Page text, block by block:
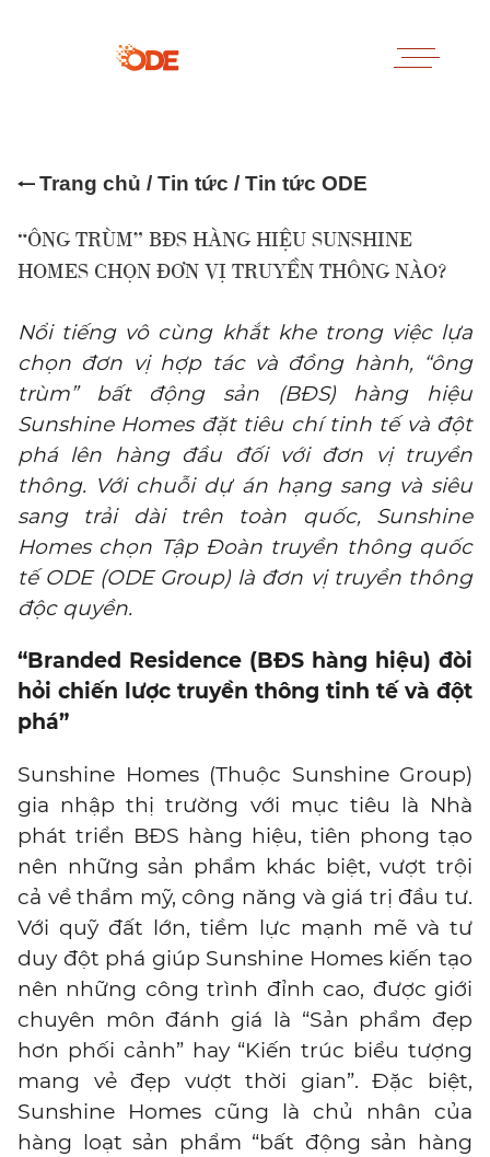
Trang chủ / Tin tức / Tin tức ODE
“ÔNG TRÙM” BĐS HÀNG HIỆU SUNSHINE
HOMES CHỌN ĐƠN VỊ TRUYỀN THÔNG NÀO?
Nổi tiếng vô cùng khắt khe trong việc lựa
chọn đơn vị hợp tác và đồng hành, “ông
trùm” bất động sản (BĐS) hàng hiệu
Sunshine Homes đặt tiêu chí tinh tế và đột
phá lên hàng đầu đối với đơn vị truyền
thông. Với chuỗi dự án hạng sang và siêu
sang trải dài trên toàn quốc, Sunshine
Homes chọn Tập Đoàn truyền thông quốc
tế ODE (ODE Group) là đơn vị truyền thông
độc quyền.
“Branded Residence (BĐS hàng hiệu) đòi
hỏi chiến lược truyền thông tinh tế và đột
phá”
Sunshine Homes (Thuộc Sunshine Group)
gia nhập thị trường với mục tiêu là Nhà
phát triển BĐS hàng hiệu, tiên phong tạo
nên những sản phẩm khác biệt, vượt trội
cả về thẩm mỹ, công năng và giá trị đầu tư.
Với quỹ đất lớn, tiềm lực mạnh mẽ và tư
duy đột phá giúp Sunshine Homes kiến tạo
nên những công trình đỉnh cao, được giới
chuyên môn đánh giá là “Sản phẩm đẹp
hơn phối cảnh” hay “Kiến trúc biểu tượng
mang vẻ đẹp vượt thời gian”. Đặc biệt,
Sunshine Homes cũng là chủ nhân của
hàng loạt sản phẩm “bất động sản hàng